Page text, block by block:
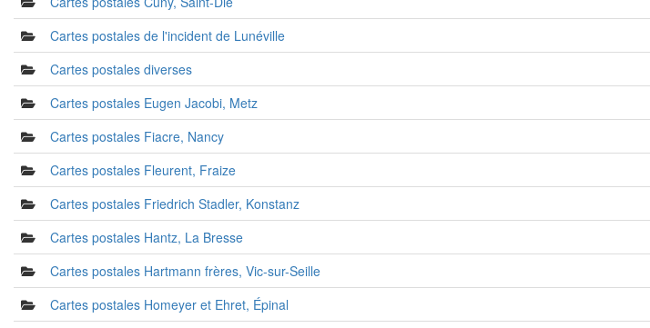
Cartes postales de l'incident de Lunéville
Cartes postales diverses
Cartes postales Eugen Jacobi, Metz
Cartes postales Fiacre, Nancy
Cartes postales Fleurent, Fraize
Cartes postales Friedrich Stadler, Konstanz
Cartes postales Hantz, La Bresse
Cartes postales Hartmann frères, Vic-sur-Seille
Cartes postales Homeyer et Ehret, Épinal